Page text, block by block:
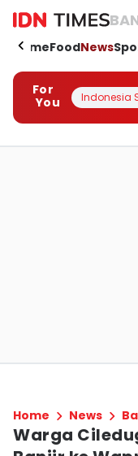
HomeFoodNews
For
You
Indonesia
Home News
Warga